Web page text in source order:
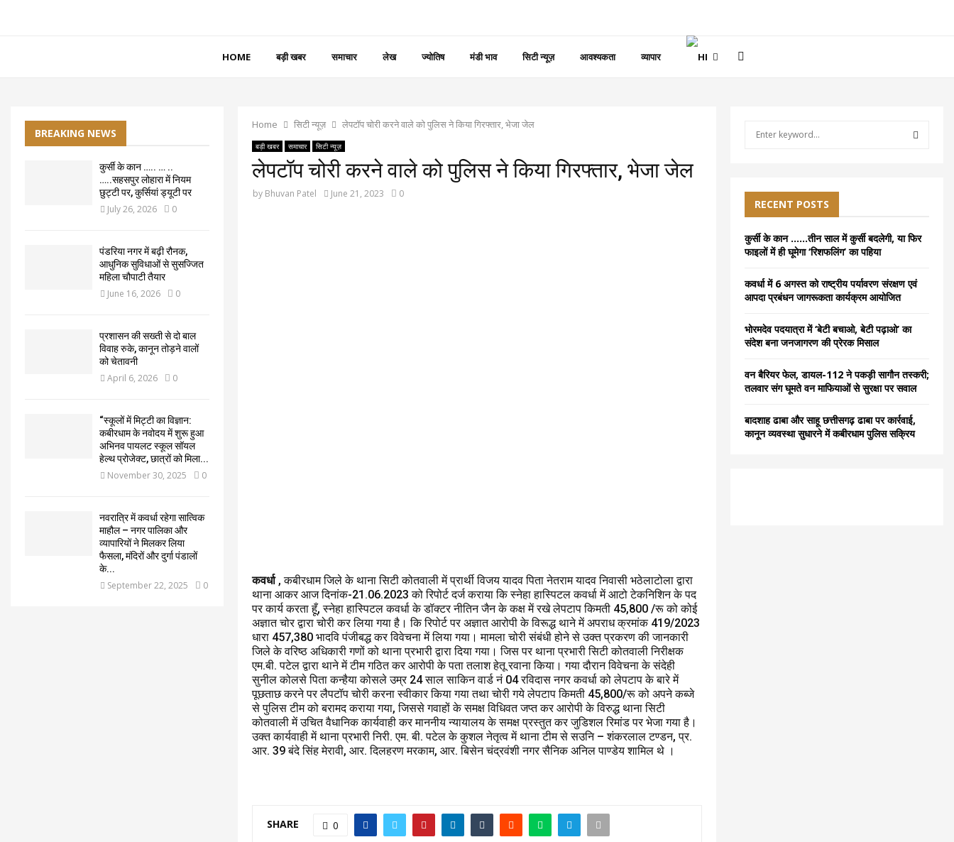
HOME बड़ी खबर समाचार लेख ज्योतिष मंडी भाव सिटी न्यूज़ आवश्यकता व्यापार
Home सिटी न्यूज़ लेपटॉप चोरी करने वाले को पुलिस ने किया गिरफ्तार, भेजा जेल
बड़ी खबर समाचार सिटी न्यूज़
लेपटॉप चोरी करने वाले को पुलिस ने किया गिरफ्तार, भेजा जेल
by Bhuvan Patel June 21, 2023 0
कवर्धा, कबीरधाम जिले के थाना सिटी कोतवाली में प्रार्थी विजय यादव पिता नेतराम यादव निवासी भठेलाटोला द्वारा
थाना आकर आज दिनांक-21.06.2023 को रिपोर्ट दर्ज कराया कि स्नेहा हास्पिटल कवर्धा में आटो टेकनिशिन के पद
पर कार्य करता हूँ, स्नेहा हास्पिटल कवर्धा के डॉक्टर नीतिन जैन के कक्ष में रखे लेपटाप किमती 45,800 /रू को कोई
अज्ञात चोर द्वारा चोरी कर लिया गया है। कि रिपोर्ट पर अज्ञात आरोपी के विरूद्ध थाने में अपराध क्रमांक 419/2023
धारा 457,380 भादवि पंजीबद्ध कर विवेचना में लिया गया। मामला चोरी संबंधी होने से उक्त प्रकरण की जानकारी
जिले के वरिष्ठ अधिकारी गणों को थाना प्रभारी द्वारा दिया गया। जिस पर थाना प्रभारी सिटी कोतवाली निरीक्षक
एम.बी. पटेल द्वारा थाने में टीम गठित कर आरोपी के पता तलाश हेतू रवाना किया। गया दौरान विवेचना के संदेही
सुनील कोलसे पिता कन्हैया कोसले उम्र 24 साल साकिन वार्ड नं 04 रविदास नगर कवर्धा को लेपटाप के बारे में
पूछताछ करने पर लैपटॉप चोरी करना स्वीकार किया गया तथा चोरी गये लेपटाप किमती 45,800/रू को अपने कब्जे
से पुलिस टीम को बरामद कराया गया, जिससे गवाहों के समक्ष विधिवत जप्त कर आरोपी के विरुद्ध थाना सिटी
कोतवाली में उचित वैधानिक कार्यवाही कर माननीय न्यायालय के समक्ष प्रस्तुत कर जुडिशल रिमांड पर भेजा गया है।
उक्त कार्यवाही में थाना प्रभारी निरी. एम. बी. पटेल के कुशल नेतृत्व में थाना टीम से सउनि – शंकरलाल टण्डन, प्र.
आर. 39 बंदे सिंह मेरावी, आर. दिलहरण मरकाम, आर. बिसेन चंद्रवंशी नगर सैनिक अनिल पाण्डेय शामिल थे ।
SHARE 0
BREAKING NEWS
कुर्सी के कान ….. … ..
…..सहसपुर लोहारा में नियम
छुट्टी पर, कुर्सियां ड्यूटी पर
July 26, 2026 0
पंडरिया नगर में बढ़ी रौनक,
आधुनिक सुविधाओं से सुसज्जित
महिला चौपाटी तैयार
June 16, 2026 0
प्रशासन की सख्ती से दो बाल
विवाह रुके, कानून तोड़ने वालों
को चेतावनी
April 6, 2026 0
“स्कूलों में मिट्टी का विज्ञान:
कबीरधाम के नवोदय में शुरू हुआ
अभिनव पायलट स्कूल सॉयल
हेल्थ प्रोजेक्ट, छात्रों को मिला...
November 30, 2025 0
नवरात्रि में कवर्धा रहेगा सात्विक
माहौल – नगर पालिका और
व्यापारियों ने मिलकर लिया
फैसला, मंदिरों और दुर्गा पंडालों
के...
September 22, 2025 0
f
o
r
C
RECENT POSTS
कुर्सी के कान ……तीन साल में कुर्सी बदलेगी, या फिर
फाइलों में ही घूमेगा ‘रिशफलिंग’ का पहिया
कवर्धा में 6 अगस्त को राष्ट्रीय पर्यावरण संरक्षण एवं
आपदा प्रबंधन जागरूकता कार्यक्रम आयोजित
भोरमदेव पदयात्रा में ‘बेटी बचाओ, बेटी पढ़ाओ’ का
संदेश बना जनजागरण की प्रेरक मिसाल
वन बैरियर फेल, डायल-112 ने पकड़ी सागौन तस्करी;
तलवार संग घूमते वन माफियाओं से सुरक्षा पर सवाल
बादशाह ढाबा और साहू छत्तीसगढ़ ढाबा पर कार्रवाई,
कानून व्यवस्था सुधारने में कबीरधाम पुलिस सक्रिय